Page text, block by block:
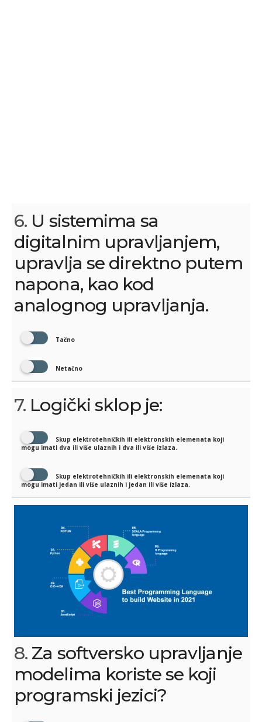
6. U sistemima sa
digitalnim upravljanjem,
upravlja se direktno putem
napona, kao kod
analognog upravljanja.
Tačno
Netačno
7. Logički sklop je:
Skup elektrotehničkih ili elektronskih elemenata koji
mogu imati dva ili više ulaznih i dva ili više izlaza.
Skup elektrotehničkih ili elektronskih elemenata koji
mogu imati jedan ili više ulaznih i jedan ili više izlaza.
8. Za softversko upravljanje
modelima koriste se koji
programski jezici?